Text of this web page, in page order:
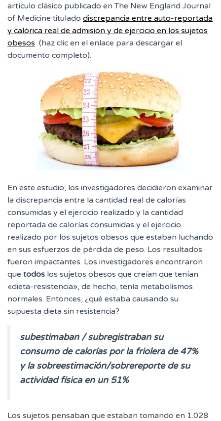
artículo clásico publicado en The New England Journal
of Medicine titulado discrepancia entre auto-reportada
y calórica real de admisión y de ejercicio en los sujetos
obesos (haz clic en el enlace para descargar el
documento completo).
En este estudio, los investigadores decidieron examinar
la discrepancia entre la cantidad real de calorías
consumidas y el ejercicio realizado y la cantidad
reportada de calorías consumidas y el ejercicio
realizado por los sujetos obesos que estaban luchando
en sus esfuerzos de pérdida de peso. Los resultados
fueron impactantes. Los investigadores encontraron
que todos los sujetos obesos que creían que tenían
«dieta-resistencia», de hecho, tenía metabolismos
normales. Entonces, ¿qué estaba causando su
supuesta dieta sin resistencia?
subestimaban / subregistraban su
consumo de calorías por la friolera de 47%
y la sobreestimación/sobrereporte de su
actividad física en un 51%
Los sujetos pensaban que estaban tomando en 1.028